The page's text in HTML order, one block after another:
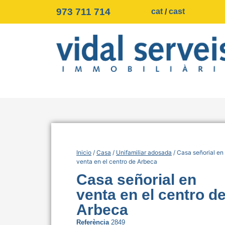
973 711 714 cat cast
Inicio / Casa / Unifamiliar adosada / Casa señorial en
venta en el centro de Arbeca
Casa señorial en
venta en el centro
Arbeca
Referència 2849